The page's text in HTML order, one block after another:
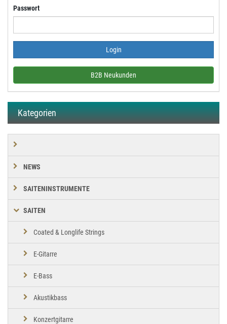
Passwort
B2B Neukunden
Kategorien
NEWS
SAITENINSTRUMENTE
SAITEN
Coated & Longlife Strings
E-Gitarre
E-Bass
Akustikbass
Konzertgitarre